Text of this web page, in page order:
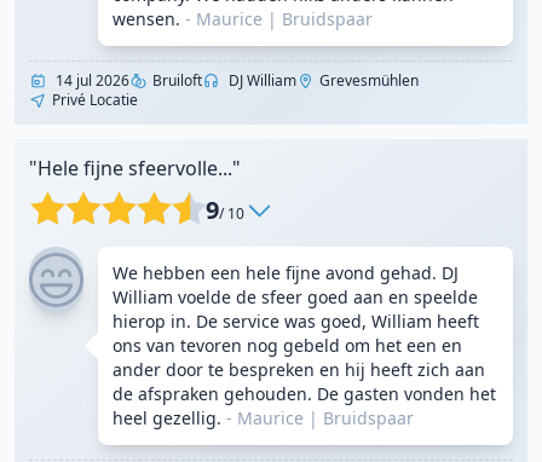
wensen. - Maurice | Bruidspaar
14 jul 2026 Bruiloft DJ William
Grevesmühlen
Privé Locatie
"Hele fijne sfeervolle..."
9/ 10
We hebben een hele fijne avond gehad. DJ
William voelde de sfeer goed aan en speelde
hierop in. De service was goed, William heeft
ons van tevoren nog gebeld om het een en
ander door te bespreken en hij heeft zich aan
de afspraken gehouden. De gasten vonden het
heel gezellig. - Maurice | Bruidspaar